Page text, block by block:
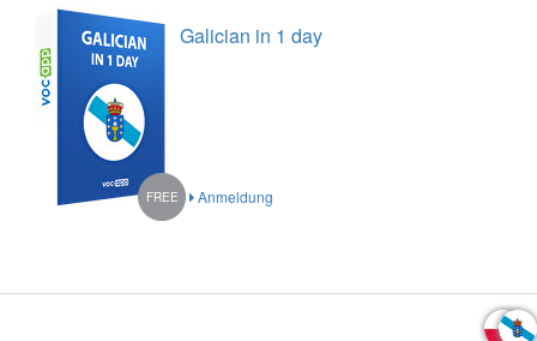
Galician in 1 day
Anmeldung
FREE